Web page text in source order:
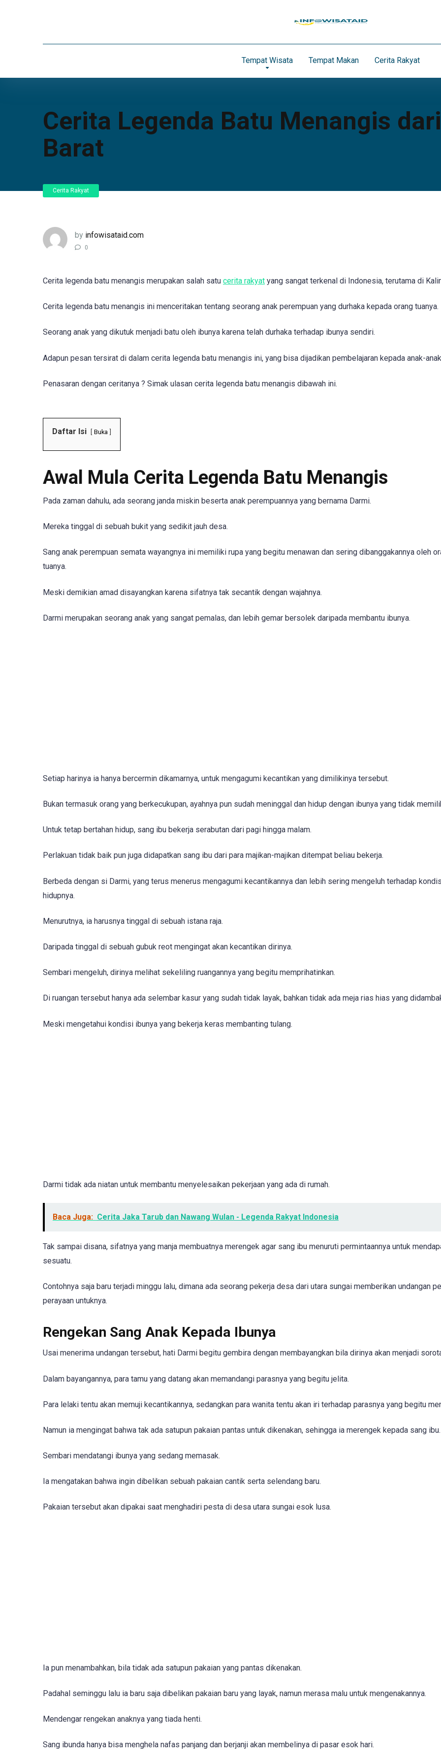
Tempat Wisata Tempat Makan Cerita Rakyat
Cerita Legenda Batu Menangis
Barat
Cerita Rakyat
by infowisataid.com
0
Cerita legenda batu menangis merupakan salah satu cerita rakyat yang sangat terkenal di Indonesia, terutama di
Cerita legenda batu menangis ini menceritakan tentang seorang anak perempuan yang durhaka kepada orang tuanya.
Seorang anak yang dikutuk menjadi batu oleh ibunya karena telah durhaka terhadap ibunya sendiri.
Adapun pesan tersirat di dalam cerita legenda batu menangis ini, yang bisa dijadikan pembelajaran kepada anak-
Penasaran dengan ceritanya ? Simak ulasan cerita legenda batu menangis dibawah ini.
Daftar Isi Buka
Awal Mula Cerita Legenda Batu Menangis
Pada zaman dahulu, ada seorang janda miskin beserta anak perempuannya yang bernama Darmi.
Mereka tinggal di sebuah bukit yang sedikit jauh desa.
Sang anak perempuan semata wayangnya ini memiliki rupa yang begitu menawan dan sering dibanggakannya oleh
tuanya.
Meski demikian amad disayangkan karena sifatnya tak secantik dengan wajahnya.
Darmi merupakan seorang anak yang sangat pemalas, dan lebih gemar bersolek daripada membantu ibunya.
Setiap harinya ia hanya bercermin dikamarnya, untuk mengagumi kecantikan yang dimilikinya tersebut.
Bukan termasuk orang yang berkecukupan, ayahnya pun sudah meninggal dan hidup dengan ibunya yang tidak
Untuk tetap bertahan hidup, sang ibu bekerja serabutan dari pagi hingga malam.
Perlakuan tidak baik pun juga didapatkan sang ibu dari para majikan-majikan ditempat beliau bekerja.
Berbeda dengan si Darmi, yang terus menerus mengagumi kecantikannya dan lebih sering mengeluh terhadap
hidupnya.
Menurutnya, ia harusnya tinggal di sebuah istana raja.
Daripada tinggal di sebuah gubuk reot mengingat akan kecantikan dirinya.
Sembari mengeluh, dirinya melihat sekeliling ruangannya yang begitu memprihatinkan.
Di ruangan tersebut hanya ada selembar kasur yang sudah tidak layak, bahkan tidak ada meja rias hias yang
Meski mengetahui kondisi ibunya yang bekerja keras membanting tulang.
Darmi tidak ada niatan untuk membantu menyelesaikan pekerjaan yang ada di rumah.
Baca Juga: Cerita Jaka Tarub dan Nawang Wulan - Legenda Rakyat Indonesia
Tak sampai disana, sifatnya yang manja membuatnya merengek agar sang ibu menuruti permintaannya untuk
sesuatu.
Contohnya saja baru terjadi minggu lalu, dimana ada seorang pekerja desa dari utara sungai memberikan undangan
perayaan untuknya.
Rengekan Sang Anak Kepada Ibunya
Usai menerima undangan tersebut, hati Darmi begitu gembira dengan membayangkan bila dirinya akan menjadi
Dalam bayangannya, para tamu yang datang akan memandangi parasnya yang begitu jelita.
Para lelaki tentu akan memuji kecantikannya, sedangkan para wanita tentu akan iri terhadap parasnya yang begitu
Namun ia mengingat bahwa tak ada satupun pakaian pantas untuk dikenakan, sehingga ia merengek kepada sang ibu.
Sembari mendatangi ibunya yang sedang memasak.
Ia mengatakan bahwa ingin dibelikan sebuah pakaian cantik serta selendang baru.
Pakaian tersebut akan dipakai saat menghadiri pesta di desa utara sungai esok lusa.
Ia pun menambahkan, bila tidak ada satupun pakaian yang pantas dikenakan.
Padahal seminggu lalu ia baru saja dibelikan pakaian baru yang layak, namun merasa malu untuk mengenakannya.
Mendengar rengekan anaknya yang tiada henti.
Sang ibunda hanya bisa menghela nafas panjang dan berjanji akan membelinya di pasar esok hari.